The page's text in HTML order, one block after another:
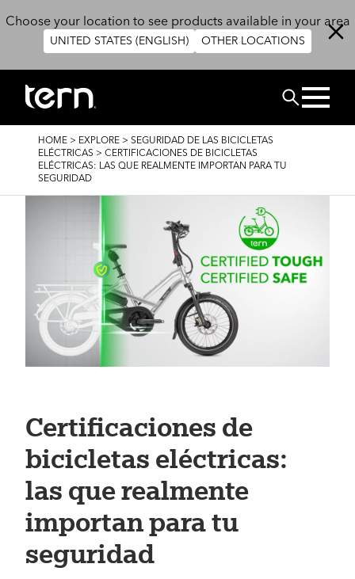
Choose your location to see products available in your area
UNITED STATES (ENGLISH) OTHER LOCATIONS
BUSCAR
BREADCRUMB
HOME > EXPLORE > SEGURIDAD DE LAS BICICLETAS
ELÉCTRICAS > CERTIFICACIONES DE BICICLETAS
ELÉCTRICAS: LAS QUE REALMENTE IMPORTAN PARA TU
SEGURIDAD
Certificaciones de
bicicletas eléctricas:
las que realmente
importan para tu
seguridad